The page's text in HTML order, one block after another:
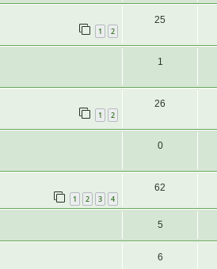
1 2
25
1
1 2
26
0
1 2 3 4
62
5
6